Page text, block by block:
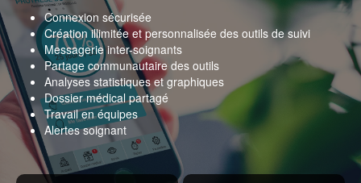
Connexion sécurisée
Création illimitée et personnalisée des outils de suivi
Messagerie inter-soignants
Partage communautaire des outils
Analyses statistiques et graphiques
Dossier médical partagé
Travail en équipes
Alertes soignant